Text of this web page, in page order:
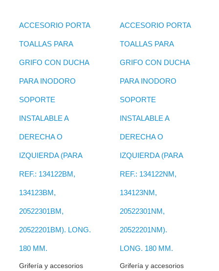
ACCESORIO PORTA
TOALLAS PARA
GRIFO CON DUCHA
PARA INODORO
SOPORTE
INSTALABLE A
DERECHA O
IZQUIERDA (PARA
REF.: 134122BM,
134123BM,
20522301BM,
20522201BM). LONG.
180 MM.
Grifería y accesorios
ACCESORIO PORTA
TOALLAS PARA
GRIFO CON DUCHA
PARA INODORO
SOPORTE
INSTALABLE A
DERECHA O
IZQUIERDA (PARA
REF.: 134122NM,
134123NM,
20522301NM,
20522201NM).
LONG. 180 MM.
Grifería y accesorios